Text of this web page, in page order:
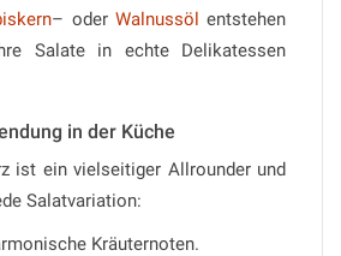
– oder Walnussöl entstehen
Salate in echte Delikatessen
in der Küche
ist ein vielseitiger Allrounder und
Salatvariation:
Kräuternoten.